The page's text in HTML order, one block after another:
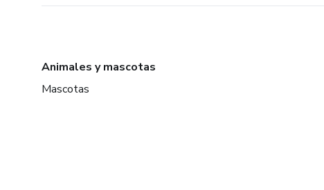
Animales y mascotas
Mascotas